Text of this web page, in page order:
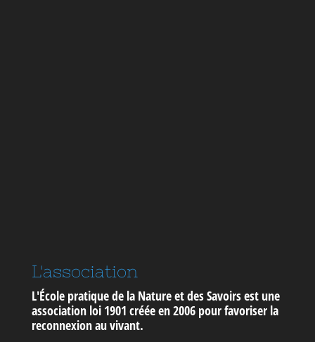
L'association
L'École pratique de la Nature et des Savoirs est une
association loi 1901 créée en 2006 pourfavoriser la
reconnexion au vivant.